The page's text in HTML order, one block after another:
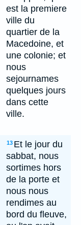
est la premiere
ville du
quartier de la
Macedoine, et
une colonie; et
nous
sejournames
quelques jours
dans cette
ville.
13 Et le jour du
sabbat, nous
sortimes hors
de la porte et
nous nous
rendimes au
bord du fleuve,